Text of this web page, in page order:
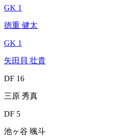
GK 1
徳重 健太
GK 1
矢田貝 壮貴
DF 16
三原 秀真
DF 5
池ヶ谷 颯斗